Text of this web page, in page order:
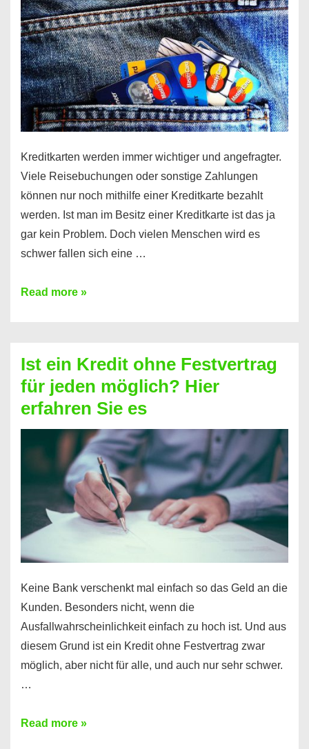
Kreditkarten werden immer wichtiger und angefragter.
Viele Reisebuchungen oder sonstige Zahlungen
können nur noch mithilfe einer Kreditkarte bezahlt
werden. Ist man im Besitz einer Kreditkarte ist das ja
gar kein Problem. Doch vielen Menschen wird es
schwer fallen sich eine …
Kreditkarte
Prepaid
ist
nicht
nur
für
Handy
möglich!
Read more »
Ist ein Kredit ohne Festvertrag
für jeden möglich? Hier
erfahren Sie es
Keine Bank verschenkt mal einfach so das Geld an die
Kunden. Besonders nicht, wenn die
Ausfallwahrscheinlichkeit einfach zu hoch ist. Und aus
diesem Grund ist ein Kredit ohne Festvertrag zwar
möglich, aber nicht für alle, und auch nur sehr schwer.
…
Ist
Read more »